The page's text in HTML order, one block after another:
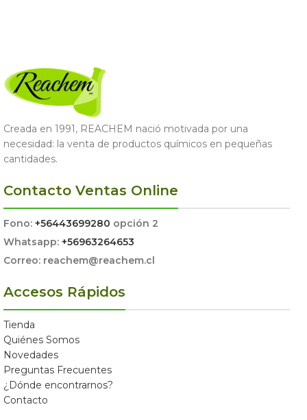
Creada en 1991, REACHEM nació motivada por una
necesidad: la venta de productos químicos en pequeñas
cantidades.
Contacto Ventas Online
Fono: +56443699280 opción 2
Whatsapp: +56963264653
Correo: reachem@reachem.cl
Accesos Rápidos
Tienda
Quiénes Somos
Novedades
Preguntas Frecuentes
¿Dónde encontrarnos?
Contacto